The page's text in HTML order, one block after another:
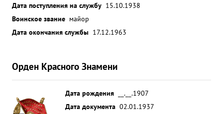
Дата поступления на службу 15.10.1938
Воинское звание майор
Дата окончания службы 17.12.1963
Орден Красного Знамени
Дата рождения
__.__.1907
Дата документа 02.01.1937